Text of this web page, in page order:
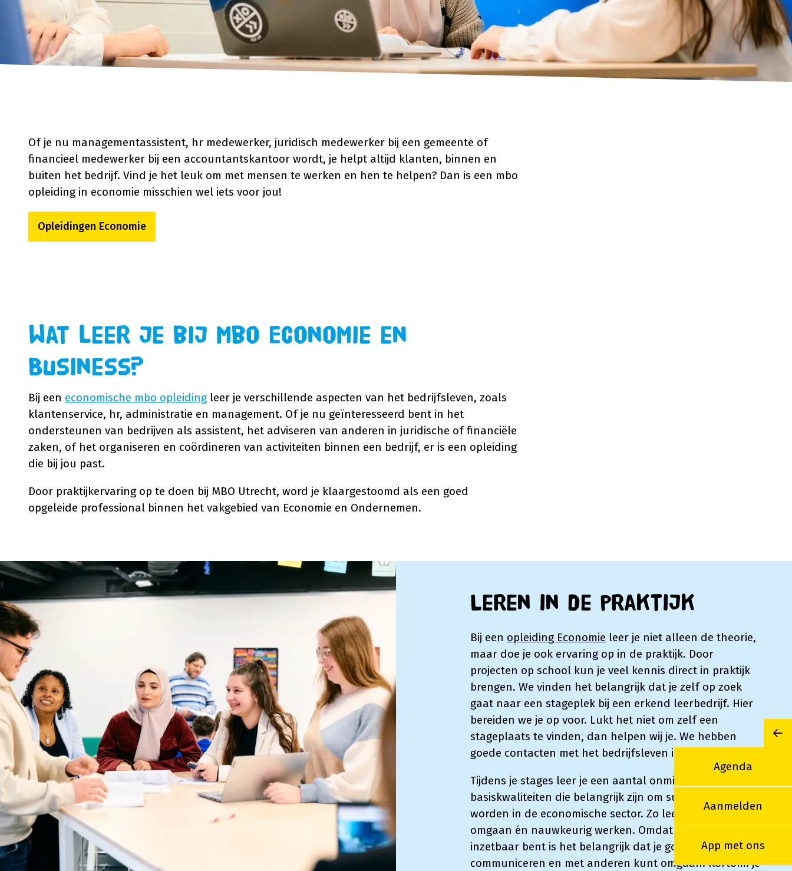
Agenda
Aanmelden
App met ons
Of je nu managementassistent, hr medewerker, juridisch medewerker bij een gemeente of
financieel medewerker bij een accountantskantoor wordt, je helpt altijd klanten, binnen en
buiten het bedrijf. Vind je het leuk om met mensen te werken en hen te helpen? Dan is een mbo
opleiding in economie misschien wel iets voor jou!
Opleidingen Economie
Wat leer je bij mbo Economie en
Business?
Bij een economische mbo opleidingleer je verschillende aspecten van het bedrijfsleven, zoals
klantenservice, hr, administratie en management. Of je nu geïnteresseerd bent in het
ondersteunen van bedrijven als assistent, het adviseren van anderen in juridische of financiële
zaken, of het organiseren en coördineren van activiteiten binnen een bedrijf, er is een opleiding
die bij jou past.
Door praktijkervaring op te doen bij MBO Utrecht, word je klaargestoomd als een goed
opgeleide professional binnen het vakgebied van Economie en Ondernemen.
Leren in de praktijk
Bij een opleiding Economie leer je niet alleen de theorie,
maar doe je ook ervaring op in de praktijk. Door
projecten op school kun je veel kennis direct in praktijk
brengen. We vinden het belangrijk dat je zelf op zoek
gaat naar een stageplek bij een erkend leerbedrijf. Hier
bereiden we je op voor. Lukt het niet om zelf een
stageplaats te vinden, dan helpen wij je. We hebben
goede contacten met het bedrijfsleven in en om Utrecht.
Tijdens je stages leer je een aantal onmisbare
basiskwaliteiten die belangrijk zijn om succesvol te
worden in de economische sector. Zo leer je met cijfers
omgaan én nauwkeurig werken. Omdat je breed
inzetbaar bent is het belangrijk dat je goed kunt
communiceren en met anderen kunt omgaan. Kortom: je